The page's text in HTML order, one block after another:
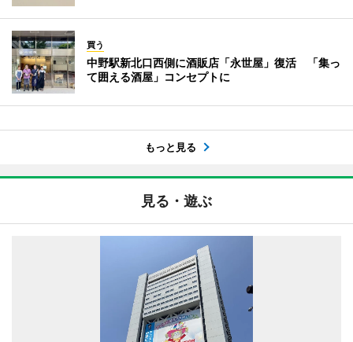
買う
中野駅新北口西側に酒販店「永世屋」復活 「集っ
て囲える酒屋」コンセプトに
もっと見る
見る・遊ぶ